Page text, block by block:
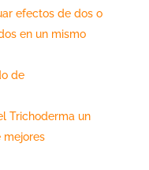
efectos de dos o
en un mismo
de
Trichoderma un
mejores